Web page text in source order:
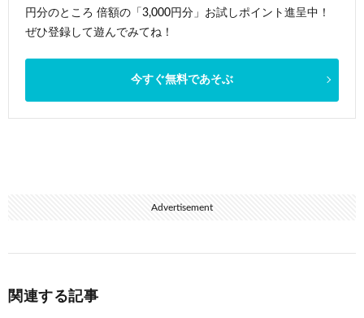
円分のところ 倍額の「3,000円分」お試しポイント進呈中！
ぜひ登録して遊んでみてね！
今すぐ無料であそぶ
Advertisement
関連する記事